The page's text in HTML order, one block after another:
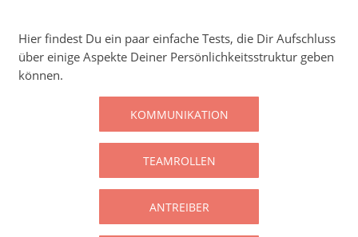
Hier findest Du ein paar einfache Tests, die Dir Aufschluss
über einige Aspekte Deiner Persönlichkeitsstruktur geben
können.